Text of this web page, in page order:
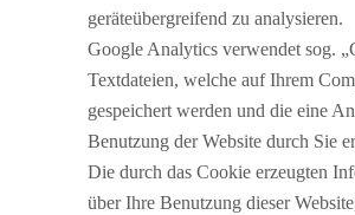
geräteübergreifend zu analysieren.
Google Analytics verwendet sog.
Textdateien, welche auf Ihrem
gespeichert werden und die eine
Benutzung der Website durch Sie
Die durch das Cookie erzeugten
über Ihre Benutzung dieser